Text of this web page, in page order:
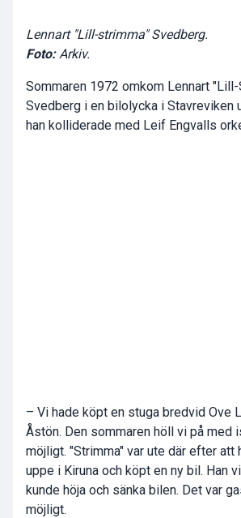
Lennart "Lill-strimma" Svedberg.
Foto: Arkiv.
Sommaren 1972 omkom Lennart "Lill-
Svedberg i en bilolycka i Stavreviken
han kolliderade med Leif Engvalls
– Vi hade köpt en stuga bredvid Ove
Åstön. Den sommaren höll vi på med
möjligt. "Strimma" var ute där efter att
uppe i Kiruna och köpt en ny bil. Han
kunde höja och sänka bilen. Det var
möjligt.